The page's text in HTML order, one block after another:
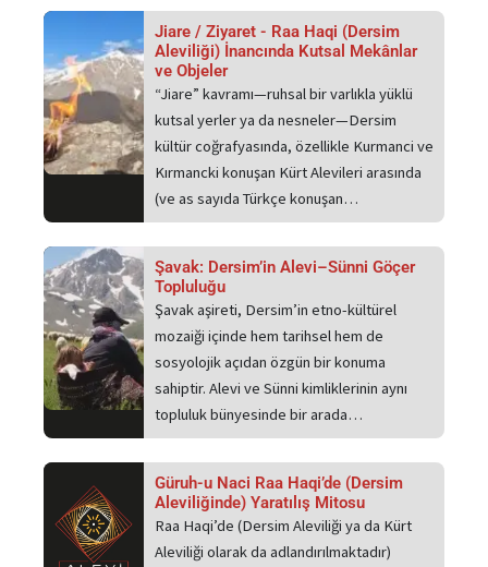
Jiare / Ziyaret - Raa Haqi (Dersim
Aleviliği) İnancında Kutsal Mekânlar
ve Objeler
“Jiare” kavramı—ruhsal bir varlıkla yüklü
kutsal yerler ya da nesneler—Dersim
kültür coğrafyasında, özellikle Kurmanci ve
Kırmancki konuşan Kürt Alevileri arasında
(ve as sayıda Türkçe konuşan…
Şavak: Dersim’in Alevi–Sünni Göçer
Topluluğu
Şavak aşireti, Dersim’in etno-kültürel
mozaiği içinde hem tarihsel hem de
sosyolojik açıdan özgün bir konuma
sahiptir. Alevi ve Sünni kimliklerinin aynı
topluluk bünyesinde bir arada…
Güruh-u Naci Raa Haqi’de (Dersim
Aleviliğinde) Yaratılış Mitosu
Raa Haqi’de (Dersim Aleviliği ya da Kürt
Aleviliği olarak da adlandırılmaktadır)